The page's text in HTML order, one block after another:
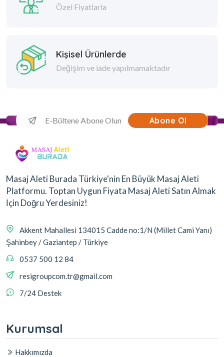
Özel Fiyatlarla
Kişisel Ürünlerde
Değişim ve iade yapılmamaktadır
Abone Ol
Masaj Aleti Burada Türkiye'nin En Büyük Masaj Aleti
Platformu. Toptan Uygun Fiyata Masaj Aleti Satın Almak
İçin Doğru Yerdesiniz!
Akkent Mahallesi 134015 Cadde no:1/N (Millet Cami Yanı)
Şahinbey / Gaziantep / Türkiye
0537 500 12 84
resigroupcom.tr@gmail.com
7/24 Destek
Kurumsal
Hakkımızda